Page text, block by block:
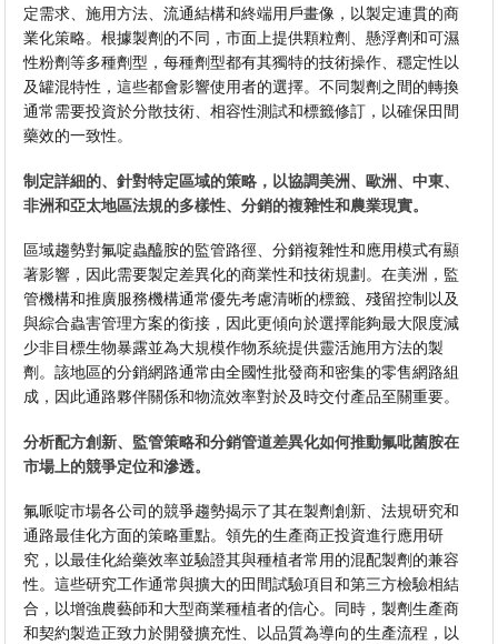
定需求、施用方法、流通結構和終端用戶畫像，以製定連貫的商
業化策略。根據製劑的不同，市面上提供顆粒劑、懸浮劑和可濕
性粉劑等多種劑型，每種劑型都有其獨特的技術操作、穩定性以
及罐混特性，這些都會影響使用者的選擇。不同製劑之間的轉換
通常需要投資於分散技術、相容性測試和標籤修訂，以確保田間
藥效的一致性。
制定詳細的、針對特定區域的策略，以協調美洲、歐洲、中東、
非洲和亞太地區法規的多樣性、分銷的複雜性和農業現實。
區域趨勢對氟啶蟲醯胺的監管路徑、分銷複雜性和應用模式有顯
著影響，因此需要製定差異化的商業性和技術規劃。在美洲，監
管機構和推廣服務機構通常優先考慮清晰的標籤、殘留控制以及
與綜合蟲害管理方案的銜接，因此更傾向於選擇能夠最大限度減
少非目標生物暴露並為大規模作物系統提供靈活施用方法的製
劑。該地區的分銷網路通常由全國性批發商和密集的零售網路組
成，因此通路夥伴關係和物流效率對於及時交付產品至關重要。
分析配方創新、監管策略和分銷管道差異化如何推動氟吡菌胺在
市場上的競爭定位和滲透。
氟哌啶市場各公司的競爭趨勢揭示了其在製劑創新、法規研究和
通路最佳化方面的策略重點。領先的生產商正投資進行應用研
究，以最佳化給藥效率並驗證其與種植者常用的混配製劑的兼容
性。這些研究工作通常與擴大的田間試驗項目和第三方檢驗相結
合，以增強農藝師和大型商業種植者的信心。同時，製劑生產商
和契約製造正致力於開發擴充性、以品質為導向的生產流程，以